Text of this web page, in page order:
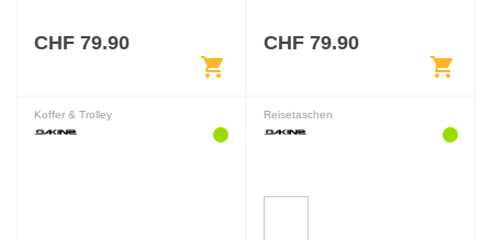
CHF 79.90
shopping_cart
CHF 79.90
shopping_cart
Koffer & Trolley Reisetaschen